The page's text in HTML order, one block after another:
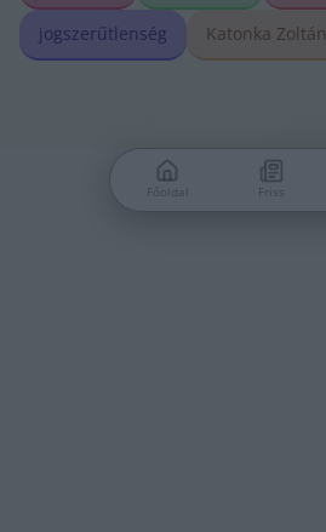
jogszerűtlenség Katonka Zoltán
Főoldal Friss